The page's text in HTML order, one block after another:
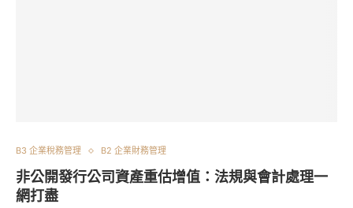
B3 企業稅務管理 B2 企業財務管理
非公開發行公司資產重估增值：法規與會計處理一
網打盡